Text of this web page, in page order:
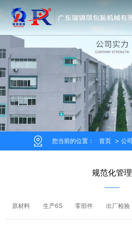
您当前的位置： 首页 公
规范化管理
原材料 生产6S 零部件 出厂检验